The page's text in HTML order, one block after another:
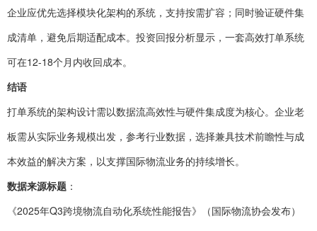
企业应优先选择模块化架构的系统，支持按需扩容；同时验证硬件集
成清单，避免后期适配成本。投资回报分析显示，一套高效打单系统
可在12-18个月内收回成本。
结语
打单系统的架构设计需以数据流高效性与硬件集成度为核心。企业老
板需从实际业务规模出发，参考行业数据，选择兼具技术前瞻性与成
本效益的解决方案，以支撑国际物流业务的持续增长。
数据来源标题 ：
《2025年Q3跨境物流自动化系统性能报告》（国际物流协会发布）